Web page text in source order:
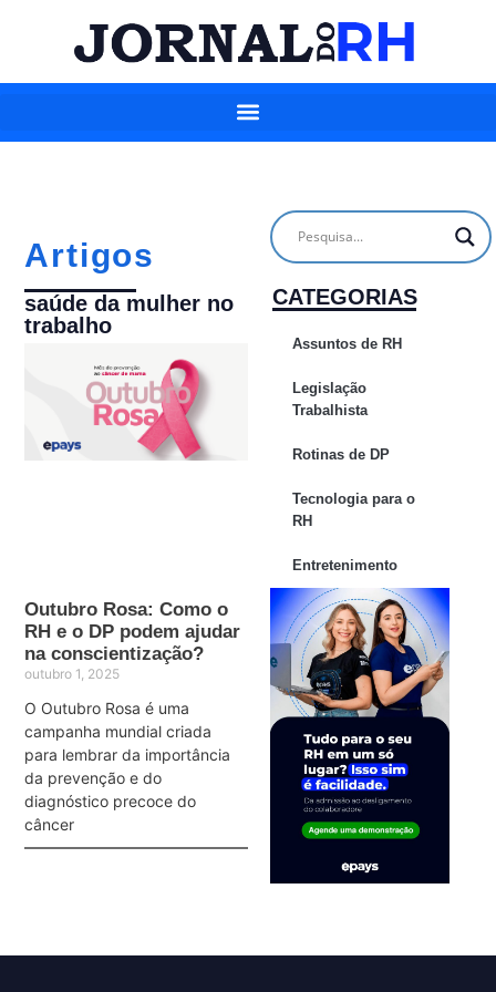
Artigos
saúde da mulher no
trabalho
Outubro Rosa: Como o
RH e o DP podem ajudar
na conscientização?
outubro 1, 2025
O Outubro Rosa é uma
campanha mundial criada
para lembrar da importância
da prevenção e do
diagnóstico precoce do
câncer
CATEGORIAS
Assuntos de RH
Legislação
Trabalhista
Rotinas de DP
Tecnologia para o
RH
Entretenimento